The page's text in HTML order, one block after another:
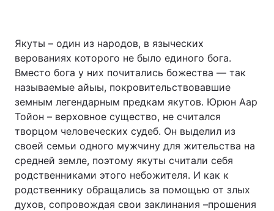
Якуты – один из народов, в языческих
верованиях которого не было единого бога.
Вместо бога у них почитались божества — так
называемые айыы, покровительствовавшие
земным легендарным предкам якутов. Юрюн Аар
Тойон – верховное существо, не считался
творцом человеческих судеб. Он выделил из
своей семьи одного мужчину для жительства на
средней земле, поэтому якуты считали себя
родственниками этого небожителя. И как к
родственнику обращались за помощью от злых
духов, сопровождая свои заклинания –прошения